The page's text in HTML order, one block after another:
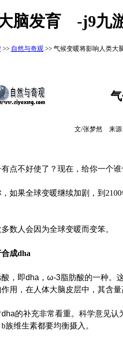
脑发育 -j9九
>> 自然与奇观 >> 气候变暖将影响人类大
文/张梦然 来源
不好使了？现在，给你一个谁
果全球变暖继续加剧，到2100
人会因为全球变暖而变笨。
成dha
，即dha，ω-3脂肪酸的一种。
用，在人体大脑皮层中，其含量
dha的补充非常看重。科学意见认
族维生素都要均衡摄入。